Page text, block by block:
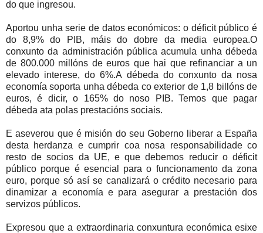
do que ingresou.
Aportou unha serie de datos económicos: o déficit público é
do 8,9% do PIB, máis do dobre da media europea.O
conxunto da administración pública acumula unha débeda
de 800.000 millóns de euros que hai que refinanciar a un
elevado interese, do 6%.A débeda do conxunto da nosa
economía soporta unha débeda co exterior de 1,8 billóns de
euros, é dicir, o 165% do noso PIB. Temos que pagar
débeda ata polas prestacións sociais.
E aseverou que é misión do seu Goberno liberar a España
desta herdanza e cumprir coa nosa responsabilidade co
resto de socios da UE, e que debemos reducir o déficit
público porque é esencial para o funcionamento da zona
euro, porque só así se canalizará o crédito necesario para
dinamizar a economía e para asegurar a prestación dos
servizos públicos.
Expresou que a extraordinaria conxuntura económica esixe